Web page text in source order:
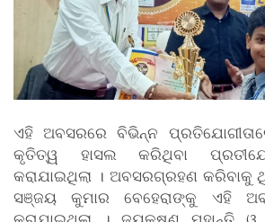
ଏହି ଅବସରରେ ବିଭିନ୍ନ
କୃତିତ୍ୱ ହାସଲ କରିଥିବା
କରାଯାଇଥିଲା । ଅବସରଗ୍ରହଣ କରିବାକୁ
ସଞ୍ଜୟ କୁମାର ବେହେରାଙ୍କୁ ଏହି